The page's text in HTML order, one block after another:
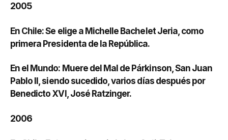
2005
En Chile: Se elige a Michelle Bachelet Jeria, como
primera Presidenta de la República.
En el Mundo: Muere del Mal de Párkinson, San Juan
Pablo II, siendo sucedido, varios días después por
Benedicto XVI, José Ratzinger.
2006